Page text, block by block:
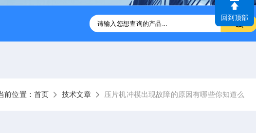
花篮式压片机 ZP31B-41B旋转式压片机供应 GZPX370高速旋转式
前位置： 首页 技术文章 压片机冲模出现故障的原因有哪些你知道么
回到顶部